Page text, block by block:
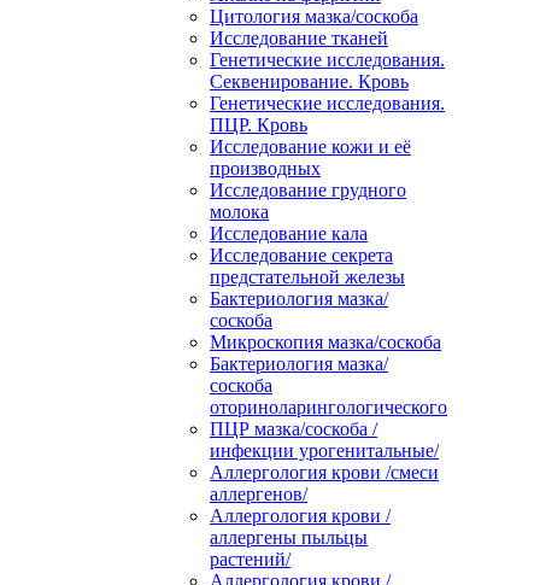
Цитология мазка/соскоба
Исследование тканей
Генетические исследования.
Секвенирование. Кровь
Генетические исследования.
ПЦР. Кровь
Исследование кожи и её
производных
Исследование грудного
молока
Исследование кала
Исследование секрета
предстательной железы
Бактериология мазка/
соскоба
Микроскопия мазка/соскоба
Бактериология мазка/
соскоба
оториноларингологического
ПЦР мазка/соскоба /
инфекции урогенитальные/
Аллергология крови /смеси
аллергенов/
Аллергология крови /
аллергены пыльцы
растений/
Аллергология крови /